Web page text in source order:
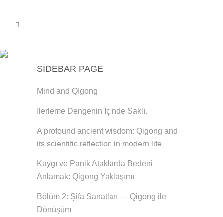
SIDEBAR PAGE
Mind and Qİgong
İlerleme Dengenin İçinde Saklı.
A profound ancient wisdom: Qigong and
its scientific reflection in modern life
Kaygı ve Panik Ataklarda Bedeni
Anlamak: Qigong Yaklaşımı
Bölüm 2: Şifa Sanatları — Qigong ile
Dönüşüm